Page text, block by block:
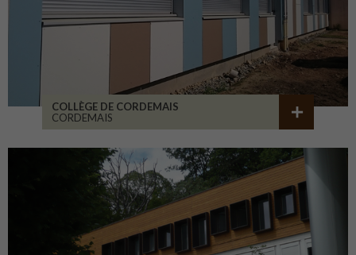
COLLÈGE DE CORDEMAIS
CORDEMAIS